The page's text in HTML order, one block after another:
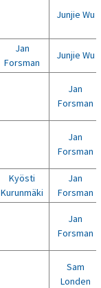
Junjie Wu
Jan
Forsman
Junjie Wu
Jan
Forsman
Jan
Forsman
Kyösti
Kurunmäki
Jan
Forsman
Jan
Forsman
Sam
Londen